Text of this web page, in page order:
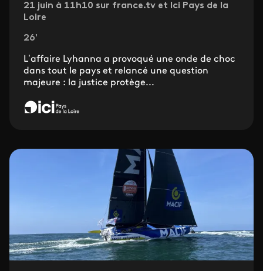
21 juin à 11h10 sur france.tv et Ici Pays de la
Loire
26'
L’affaire Lyhanna a provoqué une onde de choc
dans tout le pays et relancé une question
majeure : la justice protège...